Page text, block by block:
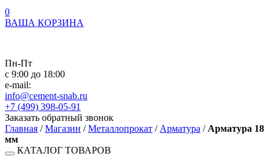
0
ВАША КОРЗИНА
Пн-Пт
с 9:00 до 18:00
e-mail:
info@cement-snab.ru
+7 (499) 398-05-91
Заказать обратный звонок
Главная /Магазин /Металлопрокат / Арматура / Арматура 18
мм
КАТАЛОГ ТОВАРОВ